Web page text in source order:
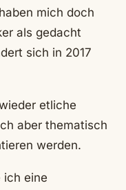
mich doch
als gedacht
sich in 2017
etliche
aber thematisch
werden.
ich eine